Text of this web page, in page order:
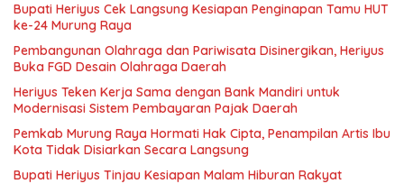
Bupati Heriyus Cek Langsung Kesiapan Penginapan Tamu HUT
ke-24 Murung Raya
Pembangunan Olahraga dan Pariwisata Disinergikan, Heriyus
Buka FGD Desain Olahraga Daerah
Heriyus Teken Kerja Sama dengan Bank Mandiri untuk
Modernisasi Sistem Pembayaran Pajak Daerah
Pemkab Murung Raya Hormati Hak Cipta, Penampilan Artis Ibu
Kota Tidak Disiarkan Secara Langsung
Bupati Heriyus Tinjau Kesiapan Malam Hiburan Rakyat